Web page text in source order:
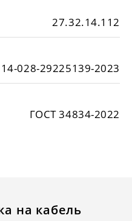
27.32.14.112
028-29225139-2023
ГОСТ 34834-2022
на кабель